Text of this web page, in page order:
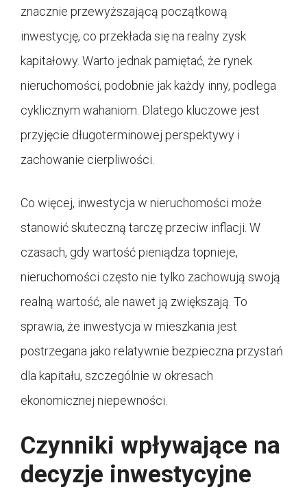
znacznie przewyższającą początkową
inwestycję, co przekłada się na realny zysk
kapitałowy. Warto jednak pamiętać, że rynek
nieruchomości, podobnie jak każdy inny, podlega
cyklicznym wahaniom. Dlatego kluczowe jest
przyjęcie długoterminowej perspektywy i
zachowanie cierpliwości.
Co więcej, inwestycja w nieruchomości może
stanowić skuteczną tarczę przeciw inflacji. W
czasach, gdy wartość pieniądza topnieje,
nieruchomości często nie tylko zachowują swoją
realną wartość, ale nawet ją zwiększają. To
sprawia, że inwestycja w mieszkania jest
postrzegana jako relatywnie bezpieczna przystań
dla kapitału, szczególnie w okresach
ekonomicznej niepewności.
Czynniki wpływające na
decyzje inwestycyjne